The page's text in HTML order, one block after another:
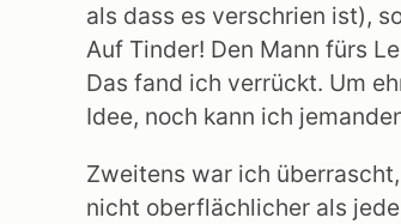
als dass es verschrien ist),
Auf Tinder! Den Mann fürs
Das fand ich verrückt. Um
Idee, noch kann ich
Zweitens war ich
nicht oberflächlicher als